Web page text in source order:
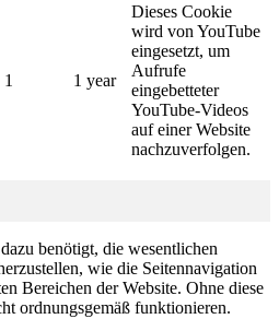
1 1 year
Dieses Cookie
wird von YouTube
eingesetzt, um
Aufrufe
eingebetteter
YouTube-Videos
auf einer Website
nachzuverfolgen.
benötigt, die wesentlichen
wie die Seitennavigation
Bereichen der Website. Ohne diese
ordnungsgemäß funktionieren.